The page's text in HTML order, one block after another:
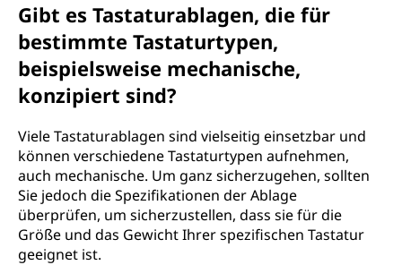
Gibt es Tastaturablagen, die für
bestimmte Tastaturtypen,
beispielsweise mechanische,
konzipiert sind?
Viele Tastaturablagen sind vielseitig einsetzbar und
können verschiedene Tastaturtypen aufnehmen,
auch mechanische. Um ganz sicherzugehen, sollten
Sie jedoch die Spezifikationen der Ablage
überprüfen, um sicherzustellen, dass sie für die
Größe und das Gewicht Ihrer spezifischen Tastatur
geeignet ist.